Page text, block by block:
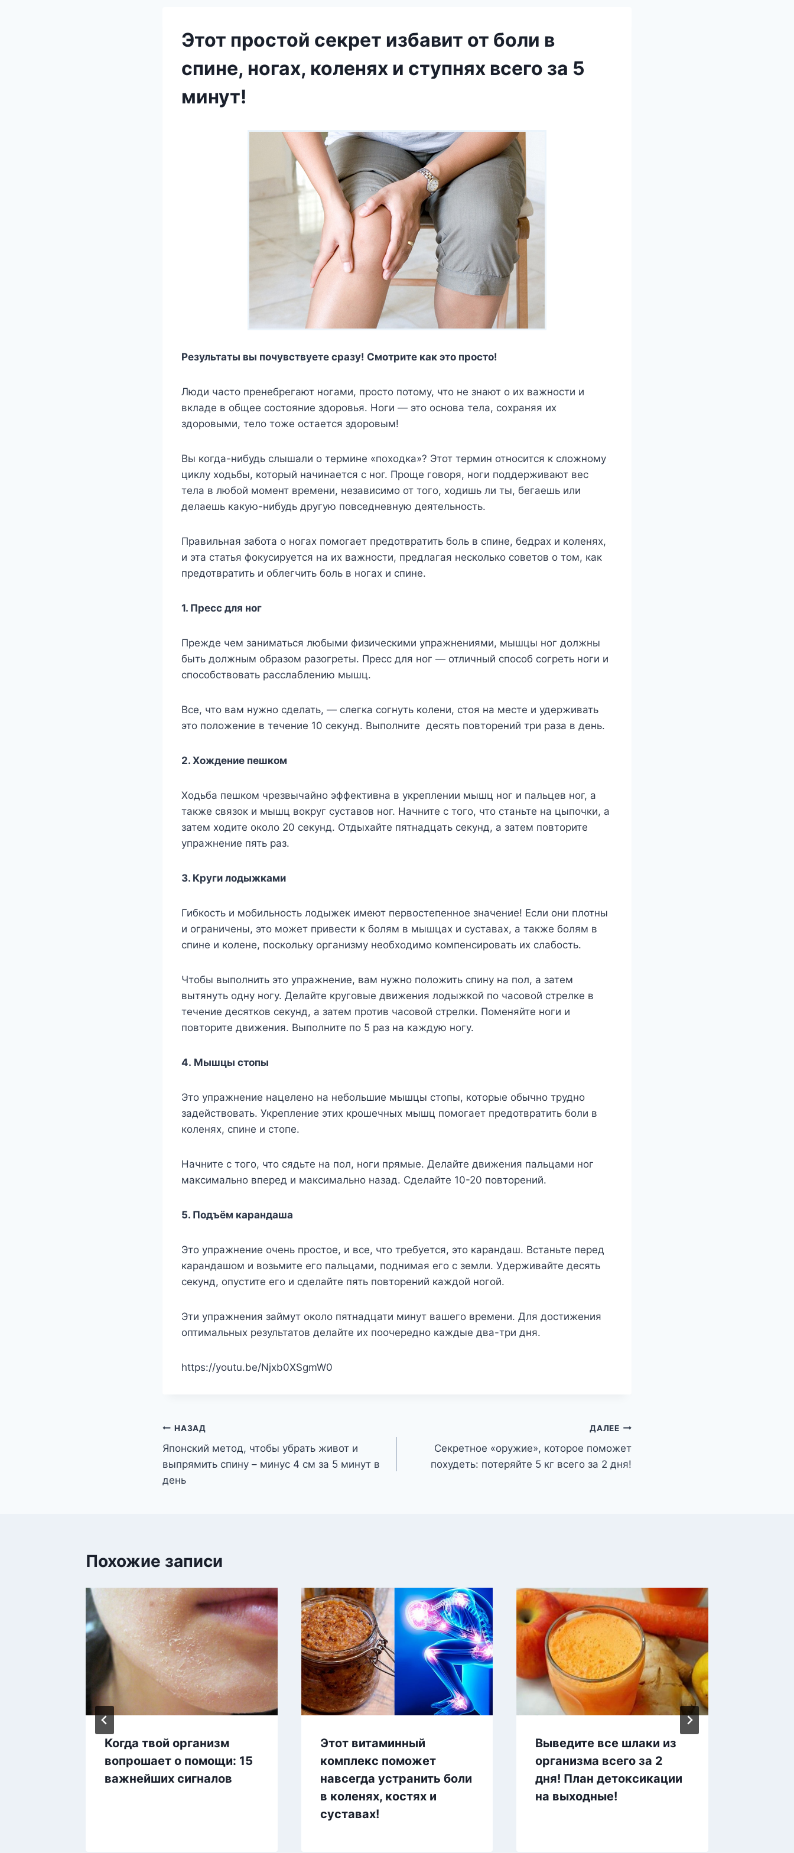
Этот простой секрет избавит от боли в
спине, ногах, коленях и ступнях всего за 5
минут!
Результаты вы почувствуете сразу! Смотрите как это просто!
Люди часто пренебрегают ногами, просто потому, что не знают о их важности и
вкладе в общее состояние здоровья. Ноги — это основа тела, сохраняя их
здоровыми, тело тоже остается здоровым!
Вы когда-нибудь слышали о термине «походка»? Этот термин относится к сложному
циклу ходьбы, который начинается с ног. Проще говоря, ноги поддерживают вес
тела в любой момент времени, независимо от того, ходишь ли ты, бегаешь или
делаешь какую-нибудь другую повседневную деятельность.
Правильная забота о ногах помогает предотвратить боль в спине, бедрах и коленях,
и эта статья фокусируется на их важности, предлагая несколько советов о том, как
предотвратить и облегчить боль в ногах и спине.
1. Пресс для ног
Прежде чем заниматься любыми физическими упражнениями, мышцы ног должны
быть должным образом разогреты. Пресс для ног — отличный способ согреть ноги и
способствовать расслаблению мышц.
Все, что вам нужно сделать, — слегка согнуть колени, стоя на месте и удерживать
это положение в течение 10 секунд. Выполните десять повторений три раза в день.
2. Хождение пешком
Ходьба пешком чрезвычайно эффективна в укреплении мышц ног и пальцев ног, а
также связок и мышц вокруг суставов ног. Начните с того, что станьте на цыпочки, а
затем ходите около 20 секунд. Отдыхайте пятнадцать секунд, а затем повторите
упражнение пять раз.
3. Круги лодыжками
Гибкость и мобильность лодыжек имеют первостепенное значение! Если они плотны
и ограничены, это может привести к болям в мышцах и суставах, а также болям в
спине и колене, поскольку организму необходимо компенсировать их слабость.
Чтобы выполнить это упражнение, вам нужно положить спину на пол, а затем
вытянуть одну ногу. Делайте круговые движения лодыжкой по часовой стрелке в
течение десятков секунд, а затем против часовой стрелки. Поменяйте ноги и
повторите движения. Выполните по 5 раз на каждую ногу.
4. Мышцы стопы
Это упражнение нацелено на небольшие мышцы стопы, которые обычно трудно
задействовать. Укрепление этих крошечных мышц помогает предотвратить боли в
коленях, спине и стопе.
Начните с того, что сядьте на пол, ноги прямые. Делайте движения пальцами ног
максимально вперед и максимально назад. Сделайте 10-20 повторений.
5. Подъём карандаша
Это упражнение очень простое, и все, что требуется, это карандаш. Встаньте перед
карандашом и возьмите его пальцами, поднимая его с земли. Удерживайте десять
секунд, опустите его и сделайте пять повторений каждой ногой.
Эти упражнения займут около пятнадцати минут вашего времени. Для достижения
оптимальных результатов делайте их поочередно каждые два-три дня.
https://youtu.be/Njxb0XSgmW0
Навигация
по
записям
НАЗАД
Японский метод, чтобы убрать живот и
выпрямить спину – минус 4 см за 5 минут в
день
ДАЛЕЕ
Секретное «оружие», которое поможет
похудеть: потеряйте 5 кг всего за 2 дня!
Похожие записи
Когда твой организм
вопрошает о помощи: 15
важнейших сигналов
Этот витаминный
комплекс поможет
навсегда устранить боли
в коленях, костях и
суставах!
Выведите все шлаки из
организма всего за 2
дня! План детоксикации
на выходные!